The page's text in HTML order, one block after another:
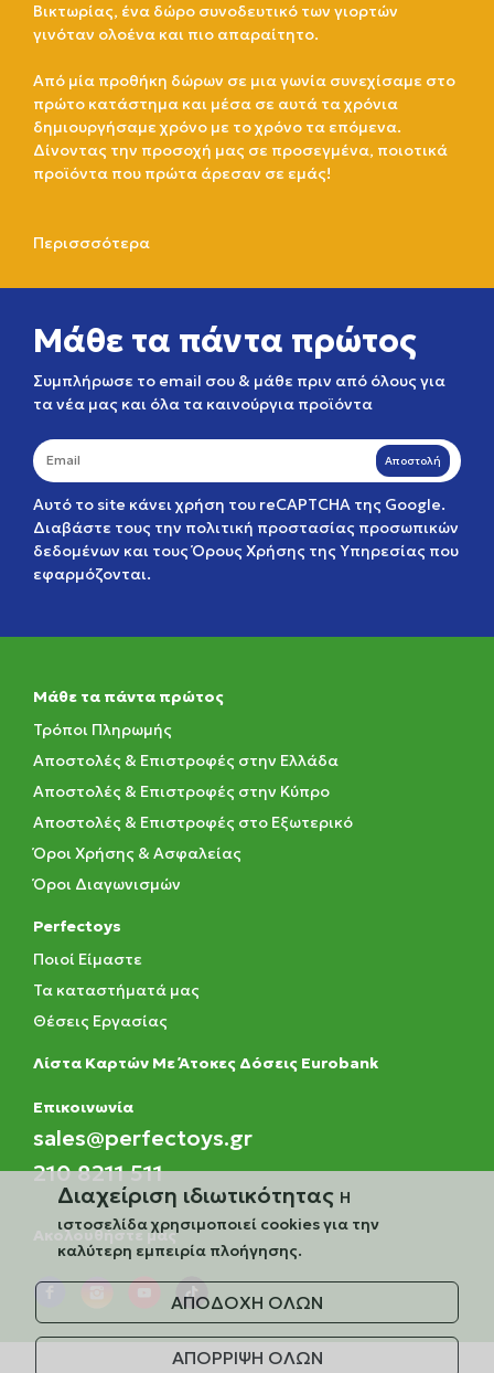
Βικτωρίας, ένα δώρο συνοδευτικό των γιορτών
γινόταν ολοένα και πιο απαραίτητο.
Από μία προθήκη δώρων σε μια γωνία συνεχίσαμε στο
πρώτο κατάστημα και μέσα σε αυτά τα χρόνια
δημιουργήσαμε χρόνο με το χρόνο τα επόμενα.
Δίνοντας την προσοχή μας σε προσεγμένα, ποιοτικά
προϊόντα που πρώτα άρεσαν σε εμάς!
Περισσσότερα
Μάθε τα πάντα πρώτος
Συμπλήρωσε το email σου & μάθε πριν από όλους για
τα νέα μας και όλα τα καινούργια προϊόντα
Αποστολή
Αυτό το site κάνει χρήση του reCAPTCHA της Google.
Διαβάστε τους την πολιτική προστασίας προσωπικών
δεδομένων και τουςΌρους Χρήσης της Υπηρεσίας που
εφαρμόζονται.
Μάθε τα πάντα πρώτος
Τρόποι Πληρωμής
Αποστολές & Επιστροφές στην Ελλάδα
Αποστολές & Επιστροφές στην Κύπρο
Αποστολές & Επιστροφές στο Εξωτερικό
Όροι Χρήσης & Ασφαλείας
Όροι Διαγωνισμών
Perfectoys
Ποιοί Είμαστε
Τα καταστήματά μας
Θέσεις Εργασίας
Λίστα Καρτών Με Άτοκες Δόσεις Eurobank
Eπικοινωνία
sales@perfectoys.gr
210 8211 511
Ακολουθήστε μας
Διαχείριση ιδιωτικότητας Η
ιστοσελίδα χρησιμοποιεί cookies για την
καλύτερη εμπειρία πλοήγησης.
ΑΠΟΔΟΧΗ ΟΛΩΝ
ΑΠΟΡΡΙΨΗ ΟΛΩΝ